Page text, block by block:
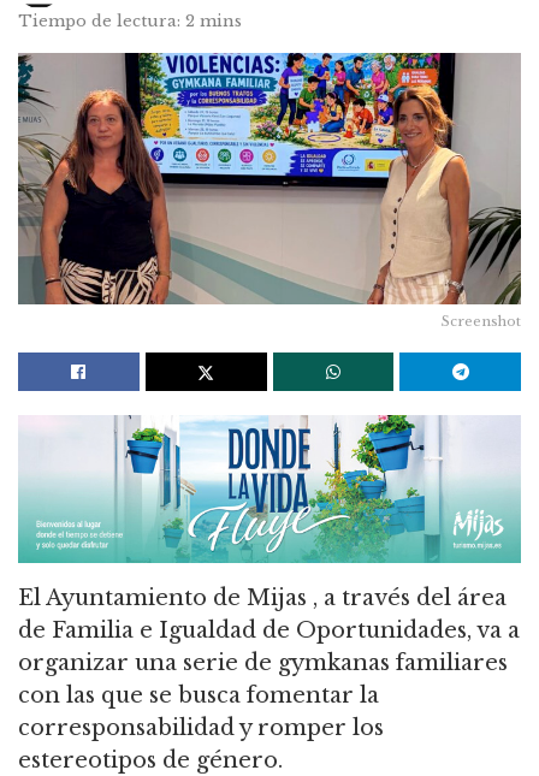
Tiempo de lectura: 2 mins
Screenshot
El Ayuntamiento de Mijas , a través del área
de Familia e Igualdad de Oportunidades, va a
organizar una serie de gymkanas familiares
con las que se busca fomentar la
corresponsabilidad y romper los
estereotipos de género.